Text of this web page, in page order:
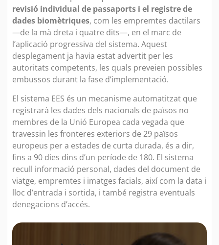
revisió individual de passaports i el registre de
dades biomètriques, com les empremtes dactilars
—de la mà dreta i quatre dits—, en el marc de
l’aplicació progressiva del sistema. Aquest
desplegament ja havia estat advertit per les
autoritats competents, les quals preveien possibles
embussos durant la fase d’implementació.
El sistema EES és un mecanisme automatitzat que
registrarà les dades dels nacionals de països no
membres de la Unió Europea cada vegada que
travessin les fronteres exteriors de 29 països
europeus per a estades de curta durada, és a dir,
fins a 90 dies dins d’un període de 180. El sistema
recull informació personal, dades del document de
viatge, empremtes i imatges facials, així com la data i
lloc d’entrada i sortida, i també registra eventuals
denegacions d’accés.